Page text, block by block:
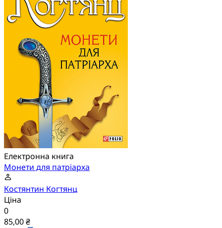
Електронна книга
Монети для патріарха
Костянтин Когтянц
Ціна
0
85,00 ₴